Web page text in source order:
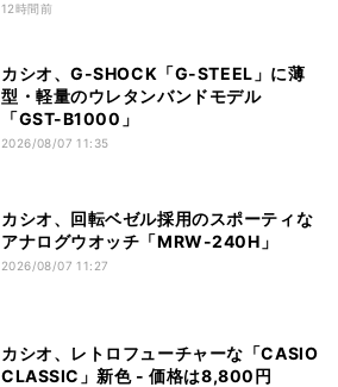
12時間前
カシオ、G-SHOCK「G-STEEL」に薄
型・軽量のウレタンバンドモデル
「GST-B1000」
2026/08/07 11:35
カシオ、回転ベゼル採用のスポーティな
アナログウオッチ「MRW-240H」
2026/08/07 11:27
カシオ、レトロフューチャーな「CASIO
CLASSIC」新色 - 価格は8,800円